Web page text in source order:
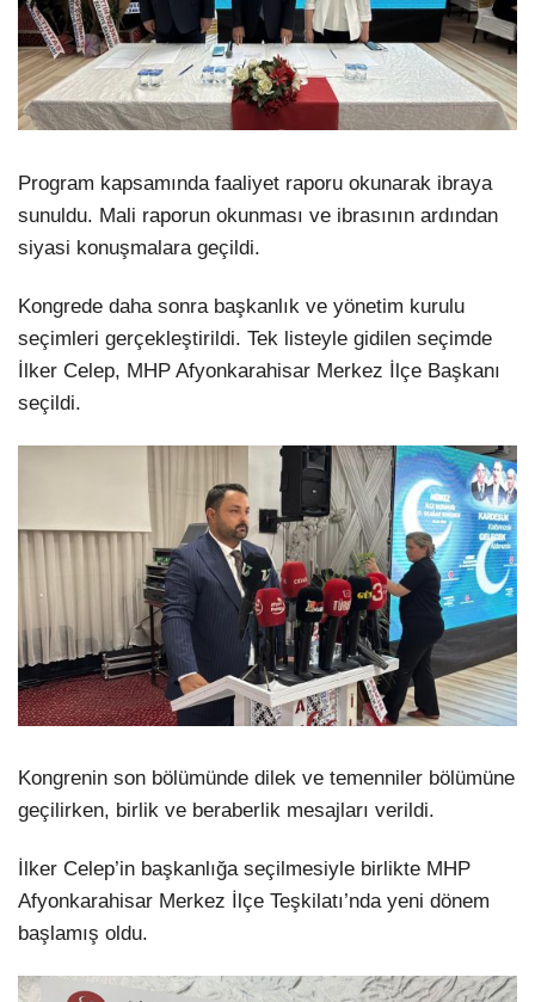
Program kapsamında faaliyet raporu okunarak ibraya
sunuldu. Mali raporun okunması ve ibrasının ardından
siyasi konuşmalara geçildi.
Kongrede daha sonra başkanlık ve yönetim kurulu
seçimleri gerçekleştirildi. Tek listeyle gidilen seçimde
İlker Celep, MHP Afyonkarahisar Merkez İlçe Başkanı
seçildi.
Kongrenin son bölümünde dilek ve temenniler bölümüne
geçilirken, birlik ve beraberlik mesajları verildi.
İlker Celep’in başkanlığa seçilmesiyle birlikte MHP
Afyonkarahisar Merkez İlçe Teşkilatı’nda yeni dönem
başlamış oldu.